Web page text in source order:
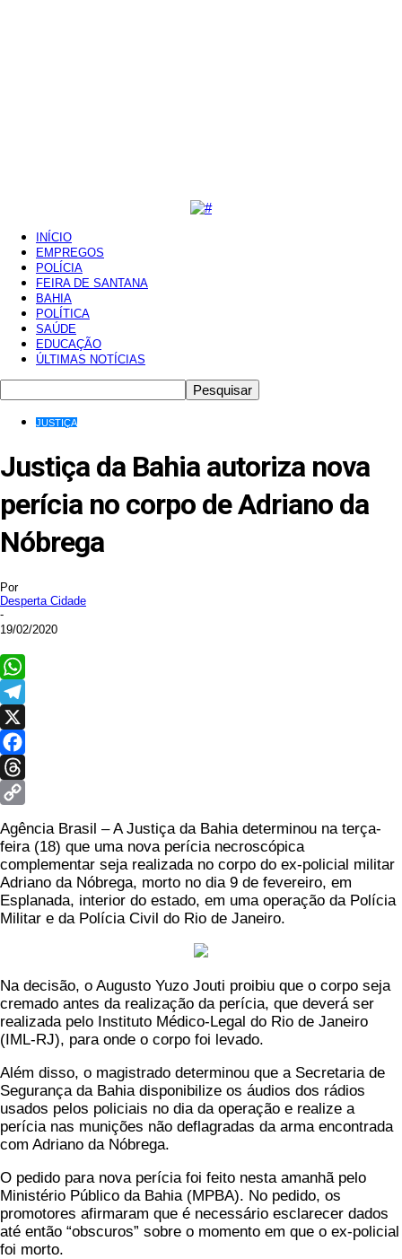
INÍCIO
EMPREGOS
POLÍCIA
FEIRA DE SANTANA
BAHIA
POLÍTICA
SAÚDE
EDUCAÇÃO
ÚLTIMAS NOTÍCIAS
JUSTIÇA
Justiça da Bahia autoriza nova
perícia no corpo de Adriano da
Nóbrega
Por
Desperta Cidade
-
19/02/2020
WhatsApp
Telegram
X
Facebook
Threads
Link
Agência Brasil – A Justiça da Bahia determinou na terça-
feira (18) que uma nova perícia necroscópica
complementar seja realizada no corpo do ex-policial militar
Adriano da Nóbrega, morto no dia 9 de fevereiro, em
Esplanada, interior do estado, em uma operação da Polícia
Militar e da Polícia Civil do Rio de Janeiro.
Na decisão, o Augusto Yuzo Jouti proibiu que o corpo seja
cremado antes da realização da perícia, que deverá ser
realizada pelo Instituto Médico-Legal do Rio de Janeiro
(IML-RJ), para onde o corpo foi levado.
Além disso, o magistrado determinou que a Secretaria de
Segurança da Bahia disponibilize os áudios dos rádios
usados pelos policiais no dia da operação e realize a
perícia nas munições não deflagradas da arma encontrada
com Adriano da Nóbrega.
O pedido para nova perícia foi feito nesta amanhã pelo
Ministério Público da Bahia (MPBA). No pedido, os
promotores afirmaram que é necessário esclarecer dados
até então “obscuros” sobre o momento em que o ex-policial
foi morto.